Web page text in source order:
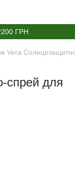
ГРН
Vera
спрей для